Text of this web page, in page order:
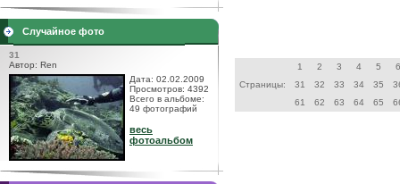
Случайное фото
31
Автор: Ren
Дата: 02.02.2009
Просмотров: 4392
Всего в альбоме:
49 фотографий
весь
фотоальбом
Страницы:
1 2 3 4 5
6
31
32 33 34 35
61
62 63 64 65